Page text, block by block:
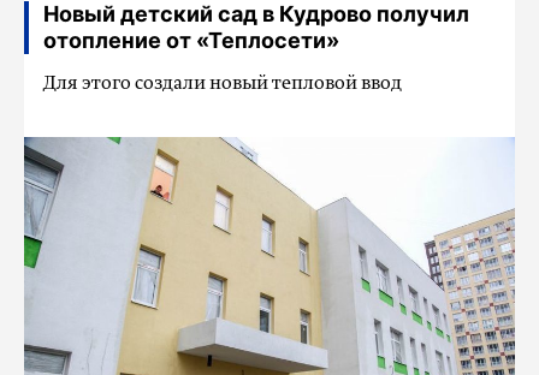
Новый детский сад в Кудрово получил
отопление от «Теплосети»
Для этого создали новый тепловой ввод